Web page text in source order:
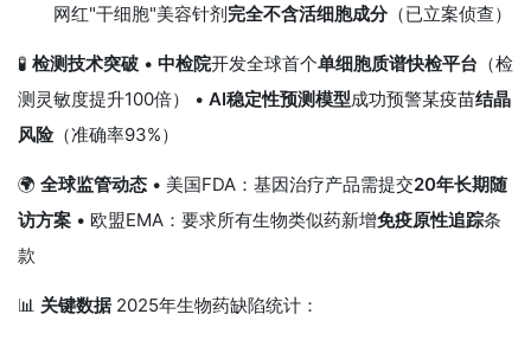
网红"干细胞"美容针剂完全不含活细胞成分（已立案侦查）
🧪 检测技术突破 • 中检院开发全球首个单细胞质谱快检平台 （检
测灵敏度提升100倍） • AI稳定性预测模型成功预警某疫苗结晶
风险（准确率93%）
🌍 全球监管动态 • 美国FDA：基因治疗产品需提交20年长期随
访方案 • 欧盟EMA：要求所有生物类似药新增免疫原性追踪条
款
📊 关键数据 2025年生物药缺陷统计：